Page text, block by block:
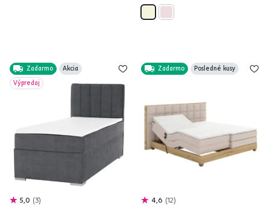
Zadarmo
Akcia
Výpredaj
5,0 3
Zadarmo Posledné kusy
4,6 12